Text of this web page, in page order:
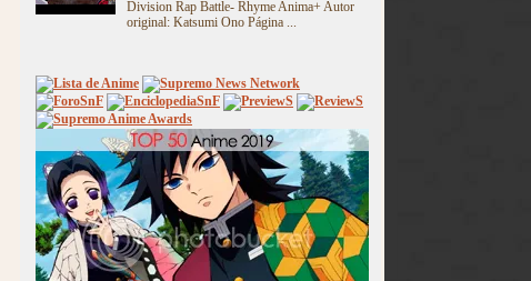
Division Rap Battle- Rhyme Anima+ Autor
original: Katsumi Ono Página ...